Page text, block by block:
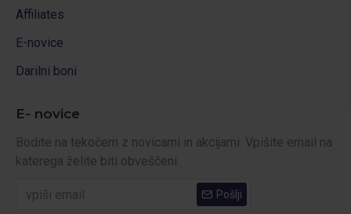
Affiliates
E-novice
Darilni boni
E- novice
Bodite na tekočem z novicami in akcijami. Vpišite email na
katerega želite biti obveščeni.
Pošlji